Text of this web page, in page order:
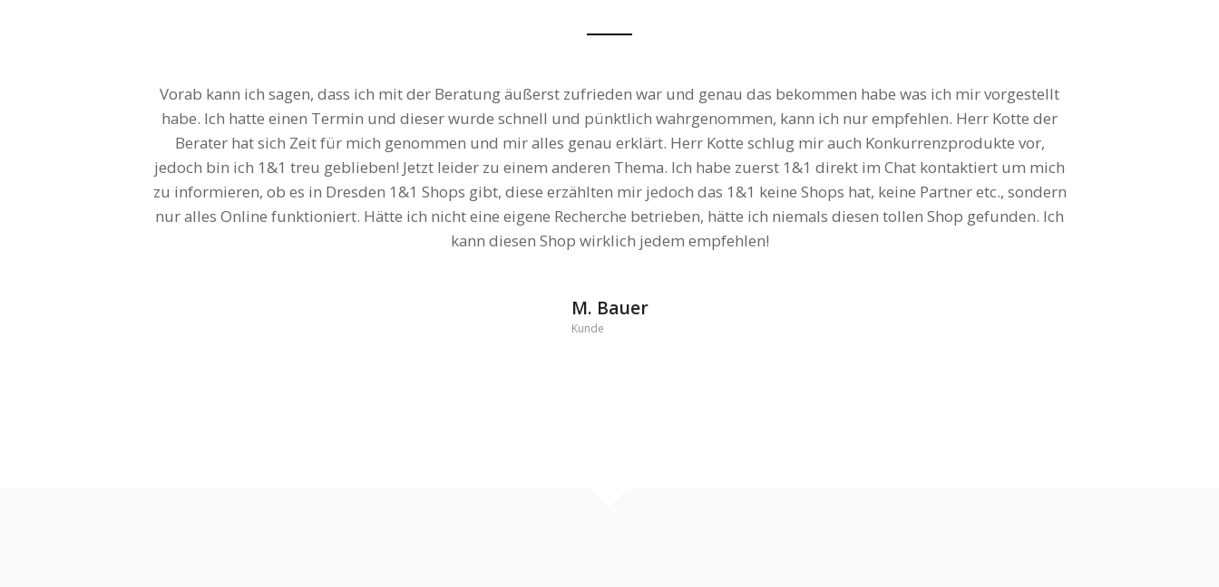
Gute Tarifberatung ohne einem was aufschwatzen zu wollen. Netter Service. Ich komme gerne wieder.
Margitta Schmidt